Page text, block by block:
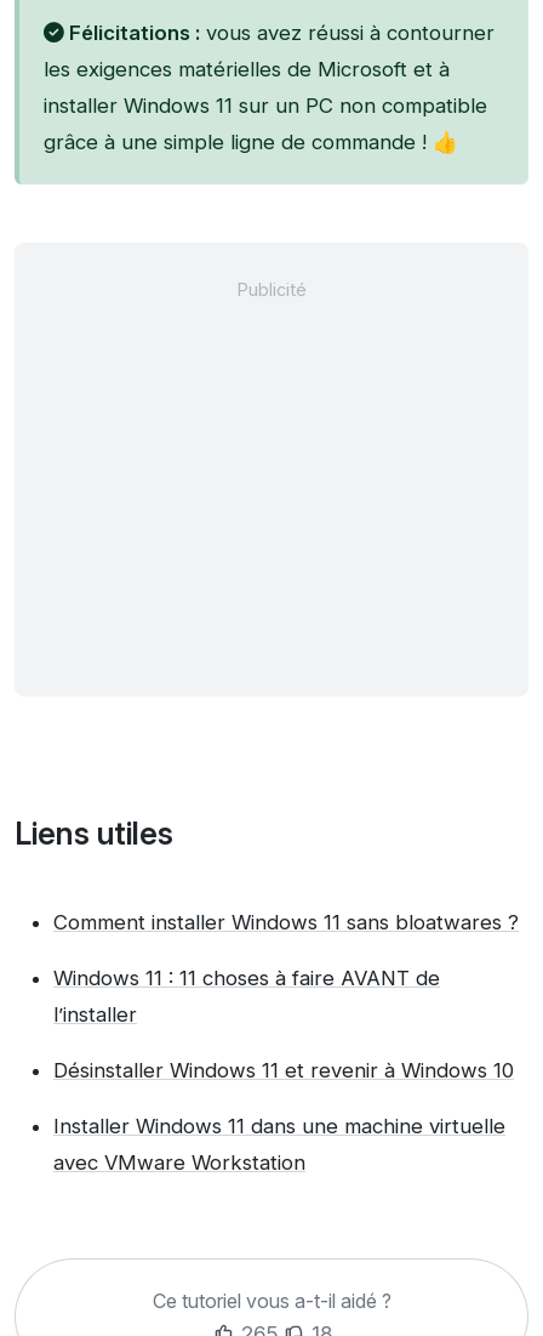
Félicitations : vous avez réussi à contourner
les exigences matérielles de Microsoft et à
installer Windows 11 sur un PC non compatible
grâce à une simple ligne de commande ! 👍
Liens utiles
Comment installer Windows 11 sans bloatwares ?
Windows 11 : 11 choses à faire AVANT de
l’installer
Désinstaller Windows 11 et revenir à Windows 10
Installer Windows 11 dans une machine virtuelle
avec VMware Workstation
Ce tutoriel vous a-t-il aidé ?